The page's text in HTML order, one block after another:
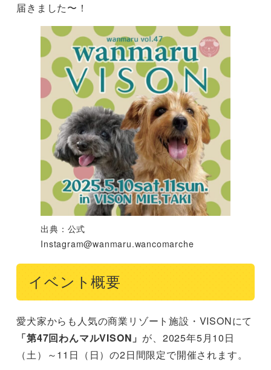
届きました〜！
出典：公式
Instagram@wanmaru.wancomarche
イベント概要
愛犬家からも人気の商業リゾート施設・VISONにて
「第47回わんマルVISON」 が、2025年5月10日
（土）～11日（日）の2日間限定で開催されます。